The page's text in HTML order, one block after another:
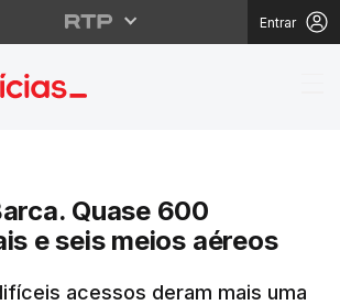
Entrar
Barca.
Quase 600
e seis meios aéreos
acessos deram mais uma